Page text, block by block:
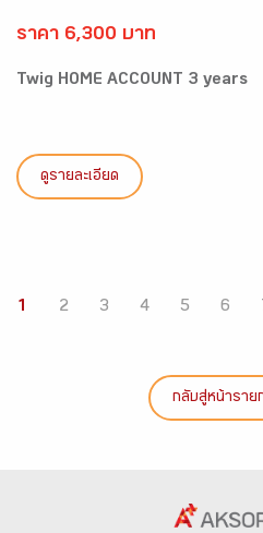
ราคา 6,300 บาท
Twig HOME ACCOUNT 3 years
ดูรายละเอียด
1 2 3 4 5 6
กลับสู่หน้าราย